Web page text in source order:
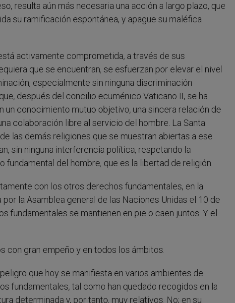
resulta aún más necesaria una acción a largo plazo, que
su ramificación espontánea, y apague su maléfica
activamente comprometida, a través de sus
que se encuentran, se esfuerzan por elevar el nivel
especialmente sin ninguna discriminación
después del concilio ecuménico Vaticano II, se ha
conocimiento mutuo objetivo, una sincera relación de
colaboración libre al servicio del hombre. La Santa
las demás religiones que se muestran abiertas a ese
sin ninguna interferencia política, respetando la
del hombre, que es la libertad de religión.
con los otros derechos fundamentales, en la
la Asamblea general de las Naciones Unidas el 10 de
fundamentales se mantienen en pie o caen juntos. Y el
con gran empeño y en todos los ámbitos.
que hoy se manifiesta en varios ambientes de
fundamentales, tal como han quedado recogidos en la
determinada y, por tanto, muy relativos. No; en su